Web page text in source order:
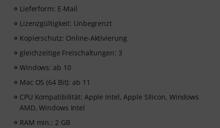
Lieferform: E-Mail
Lizenzgültigkeit: Unbegrenzt
Kopierschutz: Online-Aktivierung
gleichzeitige Freischaltungen: 3
Windows: ab 10
Mac OS (64 Bit): ab 11
CPU Kompatibilität: Apple Intel, Apple Silicon, Windows
AMD, Windows Intel
RAM min.: 2 GB